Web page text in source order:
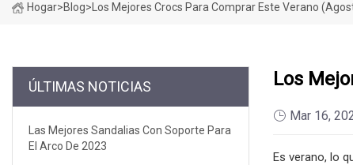
Hogar>Blog> Los Mejores Crocs Para Comprar Este Verano
ÚLTIMAS NOTICIAS
Las Mejores Sandalias Con Soporte Para
El Arco De 2023
Los
Mar 16,
Es verano, lo